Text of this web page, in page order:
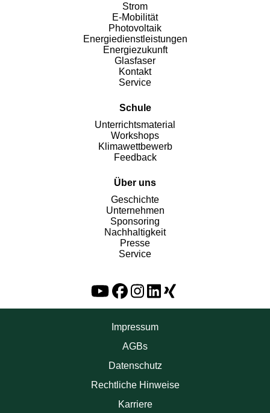
Strom
E-Mobilität
Photovoltaik
Energiedienstleistungen
Energiezukunft
Glasfaser
Kontakt
Service
Schule
Unterrichtsmaterial
Workshops
Klimawettbewerb
Feedback
Über uns
Geschichte
Unternehmen
Sponsoring
Nachhaltigkeit
Presse
Service
Impressum
AGBs
Datenschutz
Rechtliche Hinweise
Karriere